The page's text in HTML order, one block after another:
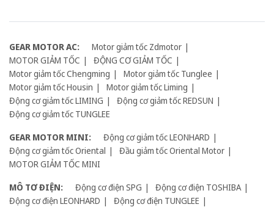
GEAR MOTOR AC:
Motor giảm tốc Zdmotor
MOTOR GIẢM TỐC
ĐỘNG CƠ GIẢM TỐC
Motor giảm tốc Chengming
Motor giảm tốc Tunglee
Motor giảm tốc Housin
Motor giảm tốc Liming
Động cơ giảm tốc LIMING
Động cơ giảm tốc REDSUN
Động cơ giảm tốc TUNGLEE
GEAR MOTOR MINI:
Động cơ giảm tốc LEONHARD
Động cơ giảm tốc Oriental
Đầu giảm tốc Oriental Motor
MOTOR GIẢM TỐC MINI
MÔ TƠ ĐIỆN:
Động cơ điện SPG
Động cơ điện TOSHIBA
Động cơ điện LEONHARD
Động cơ điện TUNGLEE